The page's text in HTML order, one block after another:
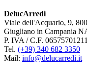
DelucArredi
Viale dell'Acquario, 9,
Giugliano in Campania
P. IVA / C.F. 06575701211
Tel. (+39) 340 682 3350
Mail: info@delucarredi.it